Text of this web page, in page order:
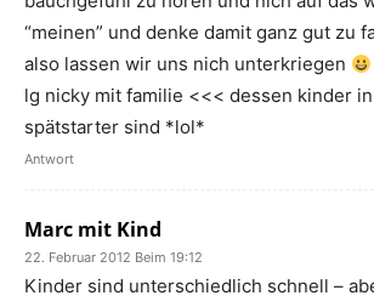
“meinen” und denke damit ganz gut zu
also lassen wir uns nich unterkriegen
lg nicky mit familie <<< dessen kinder
spätstarter sind *lol*
Antwort
Marc mit Kind
22. Februar 2012 Beim 19:12
Kinder sind unterschiedlich schnell –